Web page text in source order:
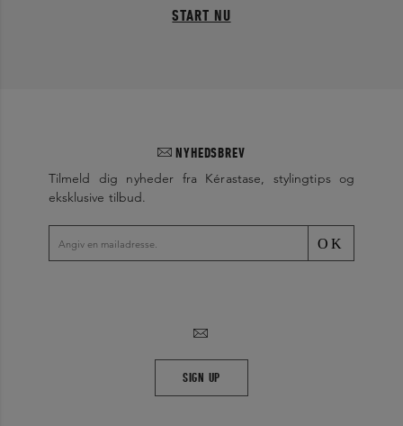
START NU
NYHEDSBREV
Tilmeld dig nyheder fra Kérastase, stylingtips og
eksklusive tilbud.
OK
SIGN UP